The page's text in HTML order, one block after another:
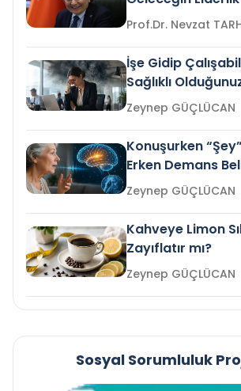
Prof.Dr.
İşe Gidip
Sağlıklı
Gelir mi?Zeynep GÜÇLÜCAN
Konuşurken
Erken Demans
mi?
Zeynep GÜÇLÜCAN
Kahveye Limon
Zayıflatır mı?
Zeynep GÜÇLÜCAN
Sosyal Sorumluluk